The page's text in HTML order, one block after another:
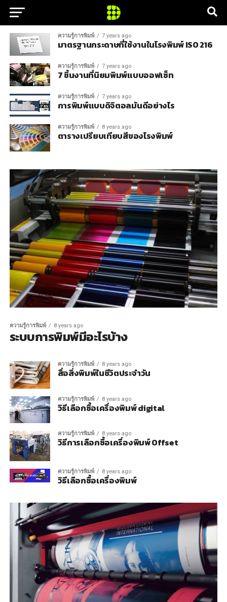
ความรู้การพิมพ์ 7 years ago
มาตรฐานกระดาษที่ใช้งานในโรงพิมพ์ ISO 216
ความรู้การพิมพ์ 7 years ago
7 ชิ้นงานที่นิยมพิมพ์แบบออฟเซ็ท
ความรู้การพิมพ์ 7 years ago
การพิมพ์แบบดิจิตอลมันดีอย่างไร
ความรู้การพิมพ์ 8 years ago
ตารางเปรียบเทียบสีของโรงพิมพ์
ความรู้การพิมพ์ 8 years ago
ระบบการพิมพ์มีอะไรบ้าง
ความรู้การพิมพ์ 8 years ago
สื่อสิ่งพิมพ์ในชีวิตประจำวัน
ความรู้การพิมพ์ 8 years ago
วิธีเลือกซื้อเครื่องพิมพ์ digital
ความรู้การพิมพ์ 8 years ago
วิธีการเลือกซื้อเครื่องพิมพ์ Offset
ความรู้การพิมพ์ 8 years ago
วิธีเลือกซื้อเครื่องพิมพ์